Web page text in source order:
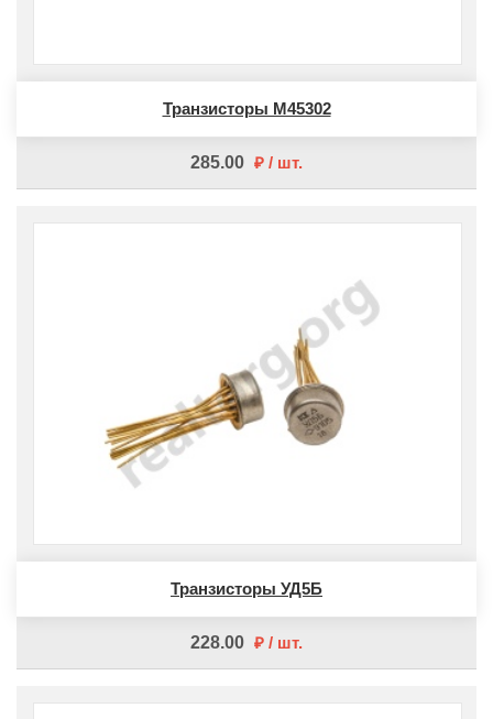
Транзисторы М45302
285.00 шт
Транзисторы УД5Б
228.00 шт